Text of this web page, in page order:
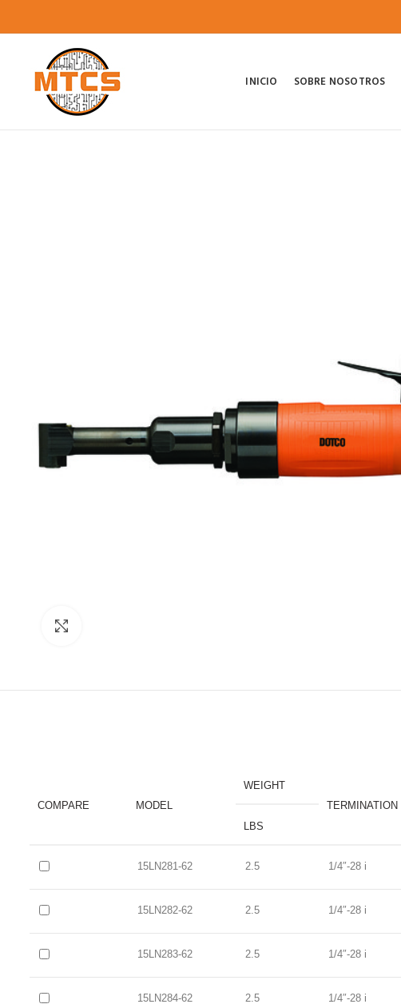
INICIO SOBRE NOSOTROS
COMPARE MODEL
WEIGHT
TERMINATION
LBS
15LN281-62 2.5 1/4″-28 i
15LN282-62 2.5 1/4″-28 i
15LN283-62 2.5 1/4″-28 i
15LN284-62 2.5 1/4″-28 i